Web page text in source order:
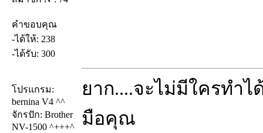
คำขอบคุณ
-ได้ให้: 238
-ได้รับ: 300
โปรแกรม:
bernina V4 ^^
จักรปัก: Brother
NV-1500 ^+++^
ยาก....จะไม่มีใครทำ
มือคุณ